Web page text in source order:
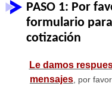
PASO 1: Por
formulario
cotización
Le damos
mensajes , por